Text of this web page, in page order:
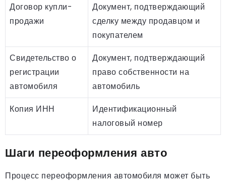
Договор купли-
продажи
Документ, подтверждающий
сделку между продавцом и
покупателем
Свидетельство о
регистрации
автомобиля
Документ, подтверждающий
право собственности на
автомобиль
Копия ИНН
Идентификационный
налоговый номер
Шаги переоформления авто
Процесс переоформления автомобиля может быть